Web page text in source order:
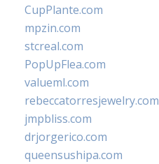
CupPlante.com
mpzin.com
stcreal.com
PopUpFlea.com
valueml.com
rebeccatorresjewelry.com
jmpbliss.com
drjorgerico.com
queensushipa.com